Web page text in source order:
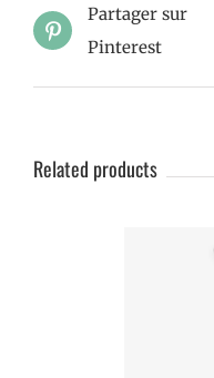
Partager sur
Pinterest
Related products